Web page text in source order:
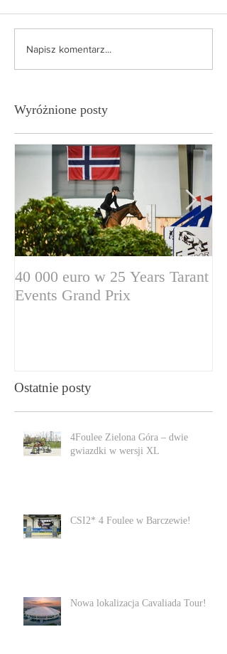
Napisz komentarz...
Wyróżnione posty
40 000 euro w 25 Years Tarant
Events Grand Prix
Ostatnie posty
4Foulee Zielona Góra – dwie
gwiazdki w wersji XL
CSI2* 4 Foulee w Barczewie!
Nowa lokalizacja Cavaliada Tour!